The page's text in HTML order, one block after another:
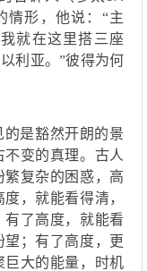
情形，他说：“主
就在这里搭三座
利亚。”彼得为何
是豁然开朗的景
变的真理。 古人
繁复杂的困惑，高
度，就能看得清，
有了高度，就能看
望 ； 有了高度，更
巨大的能量，时机